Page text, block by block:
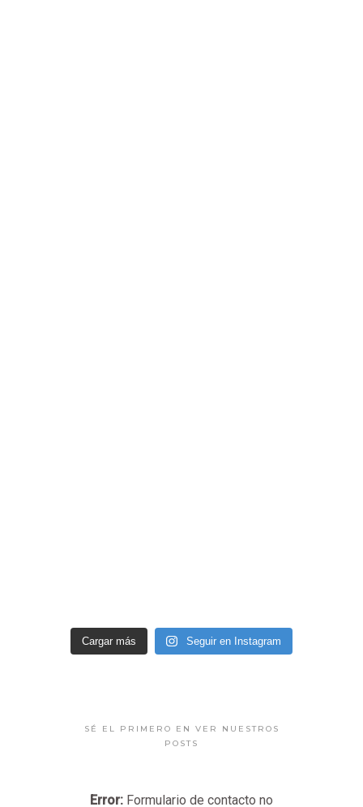
Cargar más Seguir en Instagram
SÉ EL PRIMERO EN VER NUESTROS
POSTS
Error: Formulario de contacto no